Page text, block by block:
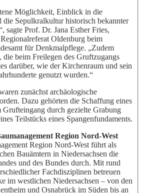
Möglichkeit, Einblick in die
die Sepulkralkultur historisch bekannter
sagte Prof. Dr. Jana Esther Fries,
Oldenburg beim
für Denkmalpflege. „Zudem
die beim Freilegen des Gruftzugangs
darüber, wie der Kirchenraum und sein
genutzt wurden.“
zunächst archäologische
Dazu gehörten die Schaffung eines
Grufteingang durch gezielte Grabung
Teilstücks eines Spangenfundaments.
Region Nord-West
Region Nord-West führt als
Bauämtern in Niedersachsen die
und des Bundes durch. Mit rund
Fachdisziplinen betreuen
im westlichen Niedersachsen – von den
und Osnabrück im Süden bis an